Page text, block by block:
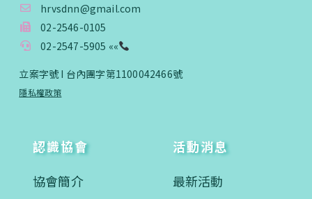
hrvsdnn@gmail.com
02-2546-0105
02-2547-5905 ««
立案字號 I 台內團字第1100042466號
隱私權政策
認識協會
協會簡介
活動消息
最新活動